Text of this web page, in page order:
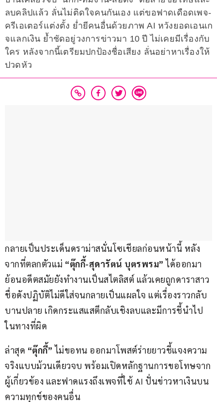
ลบคลิปแล้ว ลั่นไม่ติดใจคนกันเอง แต่ขอฟาดเดือดเพจ-
ครีเอเตอร์แต่งตั้ง ย่ำยีคนอื่นด้วยภาพ AI หวังยอดเอนเก
จแลกเงิน ย้ำชัดอยู่วงการข่าวมา 10 ปี ไม่เคยมีเรื่องกับ
ใคร หลังจากนี้เตรียมปกป้องชื่อเสียง ลั่นอย่าหาเรื่องให้
ปวดหัว
กลายเป็นประเด็นดราม่าสนั่นโซเชียลก่อนหน้านี้ หลัง
จากที่ตลกตัวแม่ “ตุ๊กกี้-สุดารัตน์ บุตรพรม” ได้ออกมา
ย้อนอดีตสมัยยังทำงานเป็นสไตลิสต์ แล้วเคยถูกดาราสาว
ชื่อดังปฏิบัติไม่ดีใส่จนกลายเป็นแผลใจ แต่เรื่องราวกลับ
บานปลาย เกิดกระแสแสตีกลับเชิงลบและมีการชี้นำไป
ในทางที่ผิด
ล่าสุด “ตุ๊กกี้” ไม่ขอทน ออกมาโพสต์ร่ายยาวชี้แจงความ
จริงแบบม้วนเดียวจบ พร้อมเปิดหลักฐานการขอโทษจาก
ผู้เกี่ยวข้อง และฟาดแรงถึงเพจที่ใช้ AI ปั่นข่าวหาเงินบน
ความทุกข์ของคนอื่น